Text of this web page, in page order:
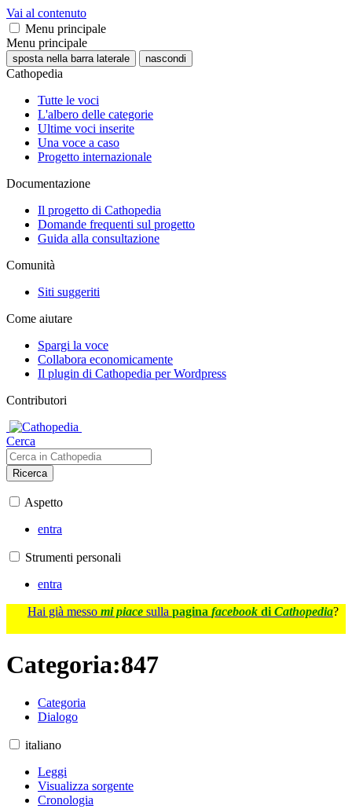
Vai al contenuto
Menu principale
Menu principale
sposta nella barra laterale nascondi
Cathopedia
Tutte le voci
L'albero delle categorie
Ultime voci inserite
Una voce a caso
Progetto internazionale
Documentazione
Il progetto di Cathopedia
Domande frequenti sul progetto
Guida alla consultazione
Comunità
Siti suggeriti
Come aiutare
Spargi la voce
Collabora economicamente
Il plugin di Cathopedia per Wordpress
Contributori
Cerca
Ricerca
Aspetto
entra
Strumenti personali
entra
Hai già messo mi piace sulla pagina facebook di Cathopedia?
Categoria:847
Categoria
Dialogo
italiano
Leggi
Visualizza sorgente
Cronologia